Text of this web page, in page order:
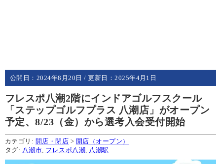
公開日： 2024年8月20日 / 更新日：2025年4月1日
フレスポ八潮2階にインドアゴルフスクール
「ステップゴルフプラス 八潮店」がオープン
予定、8/23（金）から選考入会受付開始
カテゴリ: 開店・閉店 > 開店（オープン）
タグ: 八潮市, フレスポ八潮, 八潮駅